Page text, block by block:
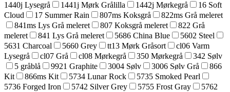
1440j Lysegrå
1441j Mørk Grålilla 1442j Mørkegrå
16 Soft
Cloud
17 Summer Rain 807ms Koksgrå
822ms Grå meleret
841ms Lys Grå meleret
807 Koksgrå meleret
822 Grå
meleret
841 Lys Grå meleret 5686 China Blue
5602 Steel
5631 Charcoal
5660 Grey tt13 Mørk Gråsort
cl06 Varm
Lysegrå
cl07 Grå cl08 Mørkegrå 350 Mørkegrå
342 Sølv
5 gråblå
9921 Graphite 3004 Sølv 3006 Sølv Grå
866
Kit
866ms Kit 5734 Lunar Rock
5735 Smoked Pearl
5736 Forged Iron
5742 Silver Grey 5755 Frost Gray
5762